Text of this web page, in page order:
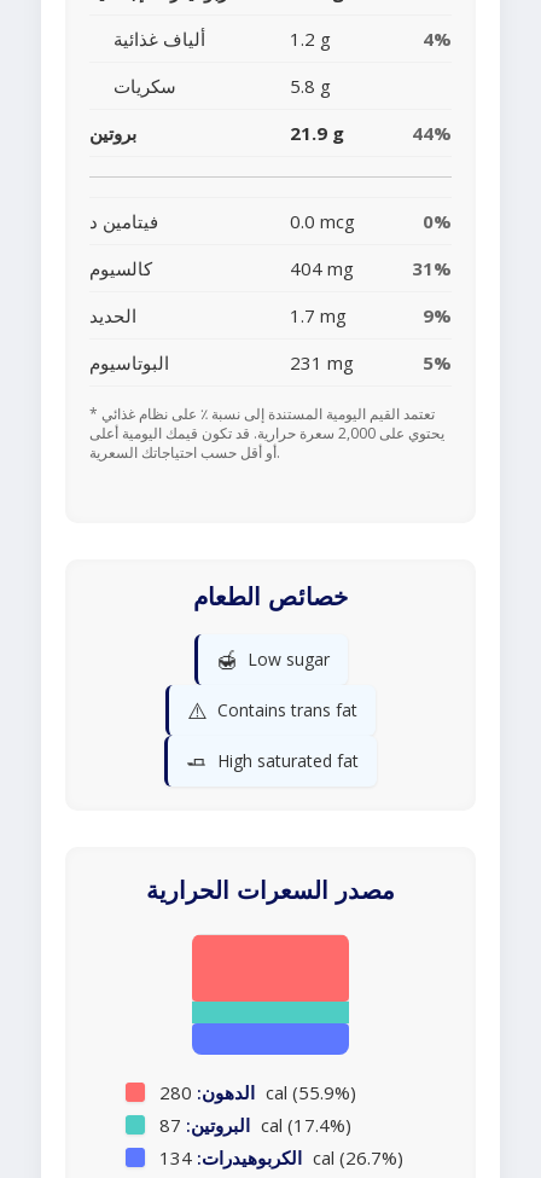
ألياف غذائية
1.2 g
4%
سكريات
5.8 g
بروتين
21.9 g 44%
فيتامين د 0.0 mcg
0%
كالسيوم
404 mg
31%
الحديد
1.7 mg
9%
البوتاسيوم
231 mg 5%
* تعتمد القيم اليومية المستندة إلى نسبة ٪ على نظام غذائي
يحتوي على 2,000 سعرة حرارية. قد تكون قيمك اليومية أعلى
أو أقل حسب احتياجاتك السعرية.
خصائص الطعام
🍯 Low sugar
⚠️ Contains trans fat
🧈 High saturated fat
مصدر السعرات الحرارية
الدهون: 280 cal (55.9%)
البروتين: 87 cal (17.4%)
الكربوهيدرات: 134 cal (26.7%)